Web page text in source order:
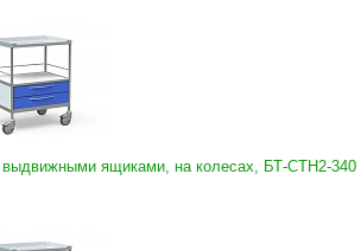
ящиками, на колесах, БТ-СТН2-340